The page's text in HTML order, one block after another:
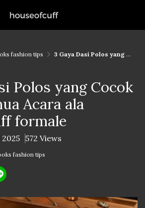
fashion tips 3 Gaya Dasi Polos yang Cocok untuk Semua Acara ala houseofcuff formale
Polos yang Cocok
Acara ala
formale
572 Views
fashion tips